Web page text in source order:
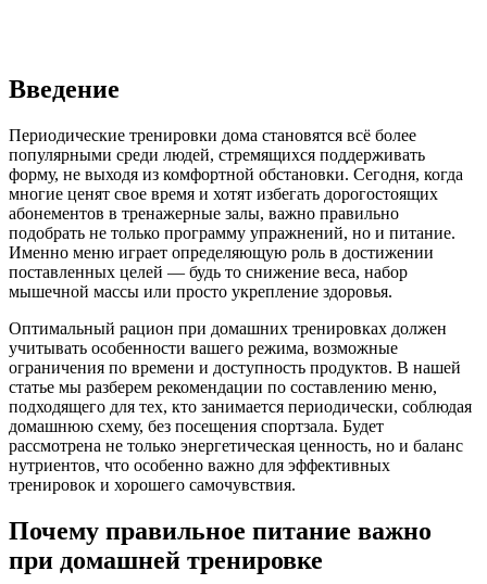
Введение
Периодические тренировки дома становятся всё более
популярными среди людей, стремящихся поддерживать
форму, не выходя из комфортной обстановки. Сегодня, когда
многие ценят свое время и хотят избегать дорогостоящих
абонементов в тренажерные залы, важно правильно
подобрать не только программу упражнений, но и питание.
Именно меню играет определяющую роль в достижении
поставленных целей — будь то снижение веса, набор
мышечной массы или просто укрепление здоровья.
Оптимальный рацион при домашних тренировках должен
учитывать особенности вашего режима, возможные
ограничения по времени и доступность продуктов. В нашей
статье мы разберем рекомендации по составлению меню,
подходящего для тех, кто занимается периодически, соблюдая
домашнюю схему, без посещения спортзала. Будет
рассмотрена не только энергетическая ценность, но и баланс
нутриентов, что особенно важно для эффективных
тренировок и хорошего самочувствия.
Почему правильное питание важно
при домашней тренировке